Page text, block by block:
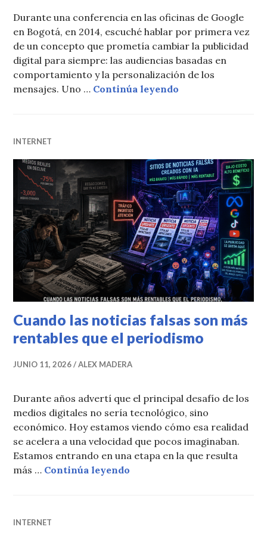
Durante una conferencia en las oficinas de Google
en Bogotá, en 2014, escuché hablar por primera vez
de un concepto que prometía cambiar la publicidad
digital para siempre: las audiencias basadas en
comportamiento y la personalización de los
mensajes. Uno … Continúa leyendo
INTERNET
Cuando las noticias falsas son más
rentables que el periodismo
JUNIO 11, 2026 ALEX MADERA
Durante años advertí que el principal desafío de los
medios digitales no sería tecnológico, sino
económico. Hoy estamos viendo cómo esa realidad
se acelera a una velocidad que pocos imaginaban.
Estamos entrando en una etapa en la que resulta
más … Continúa leyendo
INTERNET